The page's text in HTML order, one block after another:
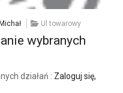
Ul towarowy
wybranych
działań : Zaloguj się,